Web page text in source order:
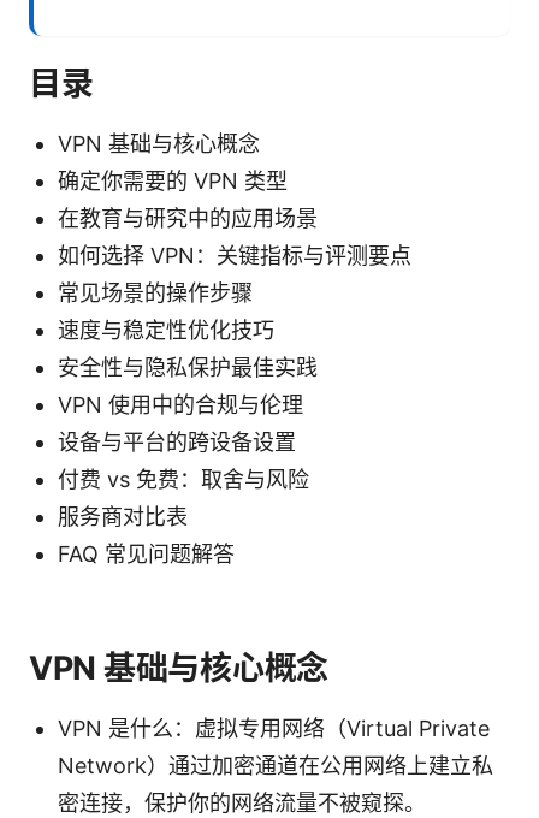
目录
VPN 基础与核心概念
确定你需要的 VPN 类型
在教育与研究中的应用场景
如何选择 VPN：关键指标与评测要点
常见场景的操作步骤
速度与稳定性优化技巧
安全性与隐私保护最佳实践
VPN 使用中的合规与伦理
设备与平台的跨设备设置
付费 vs 免费：取舍与风险
服务商对比表
FAQ 常见问题解答
VPN 基础与核心概念
VPN 是什么：虚拟专用网络（Virtual Private
Network）通过加密通道在公用网络上建立私
密连接，保护你的网络流量不被窥探。